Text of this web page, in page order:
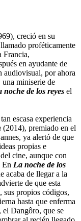
creció en su
proféticamente
Francia,
en ayudante de
audiovisual, por ahora
miniserie de
noche de los reyes el
escasa experiencia
(2014), premiado en el
ya alertó de que
propias e
cine, aunque con
En La noche de los
acaba de llegar a la
de que esta
sus propios códigos,
hasta que enferma
el Dangôro, que se